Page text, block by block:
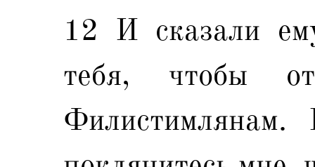
12 И сказали
тебя, чтобы